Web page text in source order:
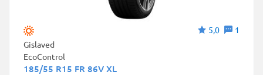
5,0
1
Gislaved
EcoControl
185/55 R15 FR 86V XL